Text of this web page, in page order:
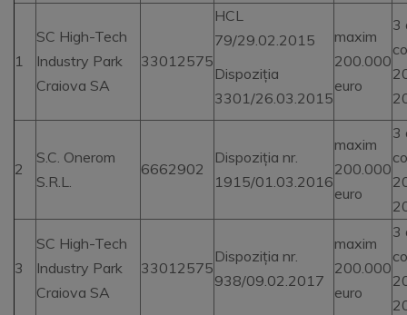
1
SC High-Tech
Industry Park
Craiova SA
33012575
HCL
79/29.02.2015
Dispoziția
3301/26.03.2015
maxim
200.000
euro
3
2
S.C. Onerom
S.R.L.
6662902
Dispoziția nr.
1915/01.03.2016
maxim
200.000
euro
3
3
SC High-Tech
Industry Park
Craiova SA
33012575
Dispoziția nr.
938/09.02.2017
maxim
200.000
euro
3